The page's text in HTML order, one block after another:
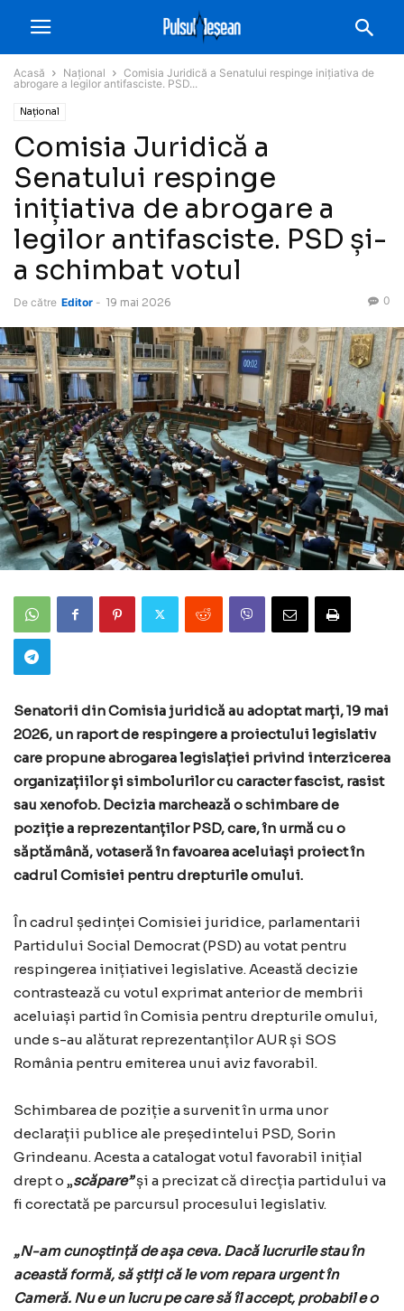
Acasă Național
Comisia Juridică a Senatului respinge inițiativa de
abrogare a legilor antifasciste. PSD...
Național
Comisia Juridică a
Senatului respinge
inițiativa de abrogare a
legilor antifasciste. PSD și-
a schimbat votul
De către Editor - 19 mai 2026 0
Senatorii din Comisia juridică au adoptat marți, 19 mai
2026, un raport de respingere a proiectului legislativ
care propune abrogarea legislației privind interzicerea
organizațiilor și simbolurilor cu caracter fascist, rasist
sau xenofob. Decizia marchează o schimbare de
poziție a reprezentanților PSD, care, în urmă cu o
săptămână, votaseră în favoarea aceluiași proiect în
cadrul Comisiei pentru drepturile omului.
În cadrul ședinței Comisiei juridice, parlamentarii
Partidului Social Democrat (PSD) au votat pentru
respingerea inițiativei legislative. Această decizie
contrastează cu votul exprimat anterior de membrii
aceluiași partid în Comisia pentru drepturile omului,
unde s-au alăturat reprezentanților AUR și SOS
România pentru emiterea unui aviz favorabil.
Schimbarea de poziție a survenit în urma unor
declarații publice ale președintelui PSD, Sorin
Grindeanu. Acesta a catalogat votul favorabil inițial
drept o „scăpare”și a precizat că direcția partidului va
fi corectată pe parcursul procesului legislativ.
„N-am cunoștință de așa ceva. Dacă lucrurile stau în
această formă, să știți că le vom repara urgent în
Cameră. Nu e un lucru pe care să îl accept, probabil e o